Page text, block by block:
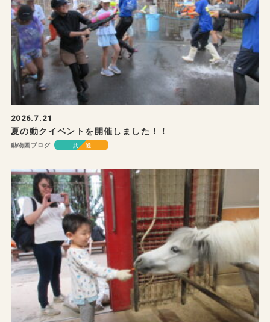
2026.7.21
夏の動クイベントを開催しました！！
動物園ブログ 共通